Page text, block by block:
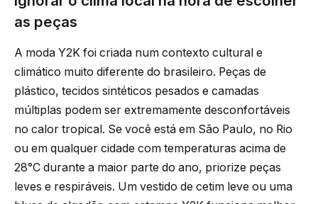
as peças
A moda Y2K foi criada num contexto cultural e
climático muito diferente do brasileiro. Peças de
plástico, tecidos sintéticos pesados e camadas
múltiplas podem ser extremamente desconfortáveis
no calor tropical. Se você está em São Paulo, no Rio
ou em qualquer cidade com temperaturas acima de
28°C durante a maior parte do ano, priorize peças
leves e respiráveis. Um vestido de cetim leve ou uma